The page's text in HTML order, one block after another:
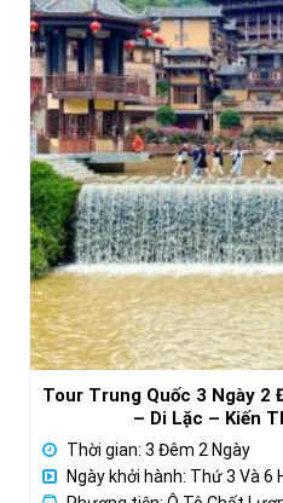
Tour Trung Quốc 3 Ngày 2
– Di Lặc – Kiến
Thời gian: 3 Đêm 2 Ngày
Ngày khởi hành: Thứ 3 Và 6